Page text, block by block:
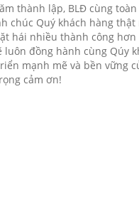
thành lập, BLĐ cùng
chúc Quý khách hàng thật
hái nhiều thành công
luôn đồng hành cùng Qúy
mạnh mẽ và bền vững
cảm ơn!